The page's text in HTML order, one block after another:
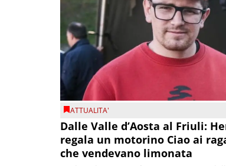
ATTUALITA'
Dalle Valle d’Aosta al Friuli:
regala un motorino Ciao ai
che vendevano limonata